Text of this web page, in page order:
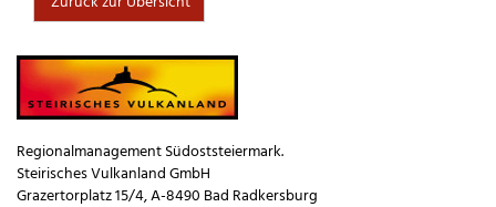
Regionalmanagement Südoststeiermark.
Steirisches Vulkanland GmbH
Grazertorplatz 15/4, A-8490 Bad Radkersburg